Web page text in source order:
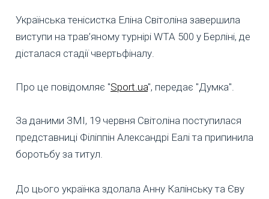
Українська тенісистка Еліна Світоліна завершила
виступи на трав’яному турнірі WTA 500 у Берліні, де
дісталася стадії чвертьфіналу.
Про це повідомляє "Sport.ua", передає "Думка".
За даними ЗМІ, 19 червня Світоліна поступилася
представниці Філіппін Александрі Еалі та припинила
боротьбу за титул.
До цього українка здолала Анну Калінську та Єву